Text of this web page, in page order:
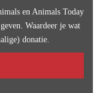
en Animals Today
Waardeer je wat
donatie.